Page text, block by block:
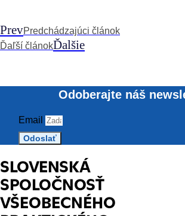
PrevPredchádzajúci článok
Ďaľší článokĎalšie
Odoberajte náš
Email
Odoslať
SLOVENSKÁ
SPOLOČNOSŤ
VŠEOBECNÉHO